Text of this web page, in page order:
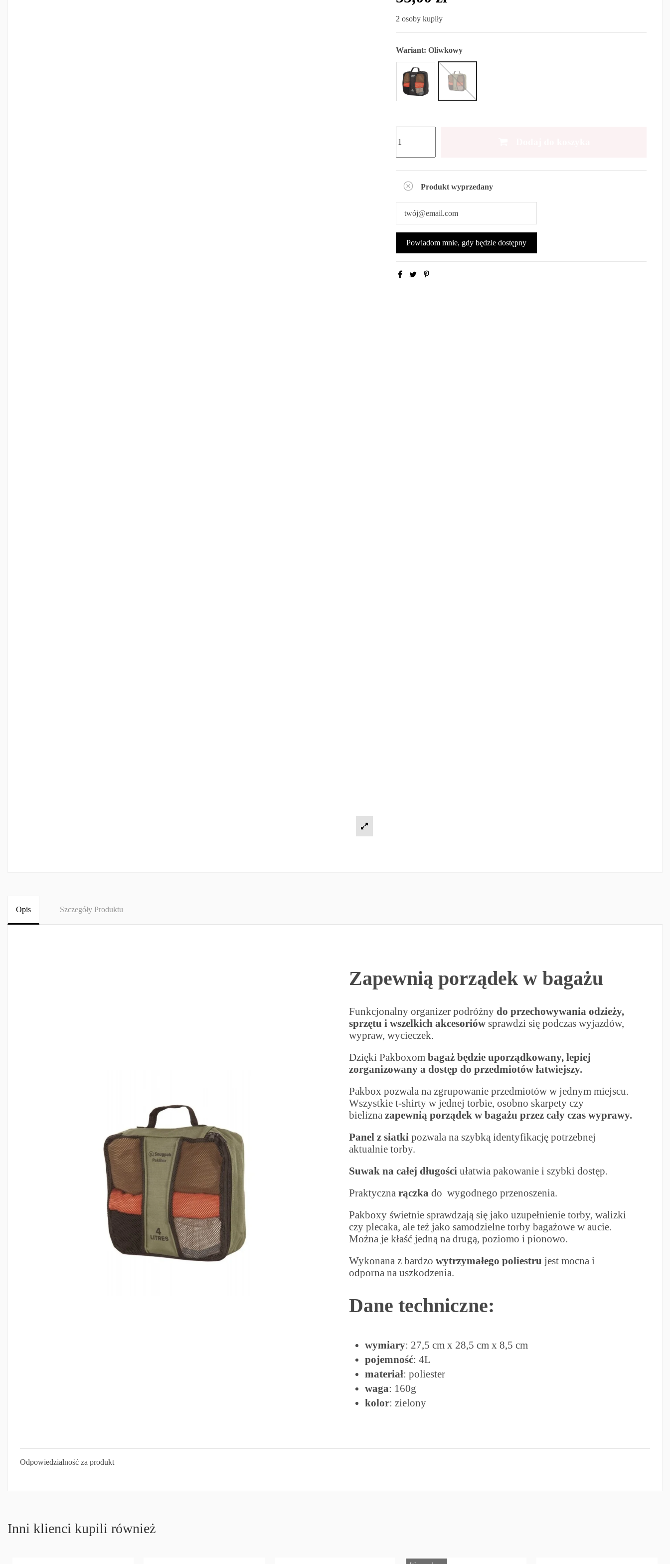
2 osoby kupiły
Wariant: Oliwkowy
Produkt wyprzedany
Opis Szczegóły Produktu
Zapewnią porządek w bagażu
Funkcjonalny organizer podróżnydo przechowywania odzieży,
sprzętu i wszelkich akcesoriówsprawdzi się podczas wyjazdów,
wypraw, wycieczek.
Dzięki Pakboxom bagaż będzie uporządkowany, lepiej
zorganizowany a dostęp do przedmiotów łatwiejszy.
Pakbox pozwala na zgrupowanie przedmiotów w jednym miejscu.
Wszystkie t-shirty w jednej torbie, osobno skarpety czy
bielizna zapewnią porządek w bagażu przez cały czas wyprawy.
Panel z siatki pozwala na szybką identyfikację potrzebnej
aktualnie torby.
Suwak na całej długości ułatwia pakowanie i szybki dostęp.
Praktyczna rączka do wygodnego przenoszenia.
Pakboxy świetnie sprawdzają się jako uzupełnienie torby, walizki
czy plecaka, ale też jako samodzielne torby bagażowe w aucie.
Można je kłaść jedną na drugą, poziomo i pionowo.
Wykonana z bardzo wytrzymałego poliestru jest mocna i
odporna na uszkodzenia.
Dane techniczne:
wymiary: 27,5 cm x 28,5 cm x 8,5 cm
pojemność: 4L
materiał: poliester
waga: 160g
kolor: zielony
Odpowiedzialność za produkt
Inni klienci kupili również